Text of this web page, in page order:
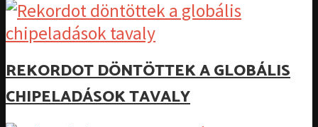
REKORDOT DÖNTÖTTEK A GLOBÁLIS
CHIPELADÁSOK TAVALY